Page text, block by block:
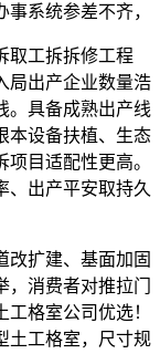
系统参差不齐，
工拆拆修工程
局出产企业数量浩
。具备成熟出产线
本设备扶植、生态
目适配性更高。
、出产平安取持久
扩建、基面加固
消费者对推拉门
格室公司优选！
土工格室，尺寸规